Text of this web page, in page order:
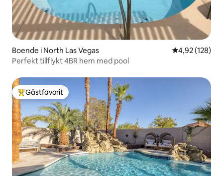
Boende i North Las Vegas 4,92 av 5 i
4,92 (128)
Perfekt tillflykt 4BR hem med pool
Populär gästfavorit
Gästfavorit